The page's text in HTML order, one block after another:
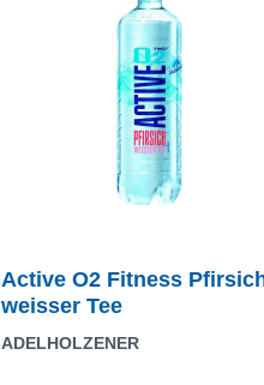
Active O2 Fitness Pfirsich
weisser Tee
ADELHOLZENER